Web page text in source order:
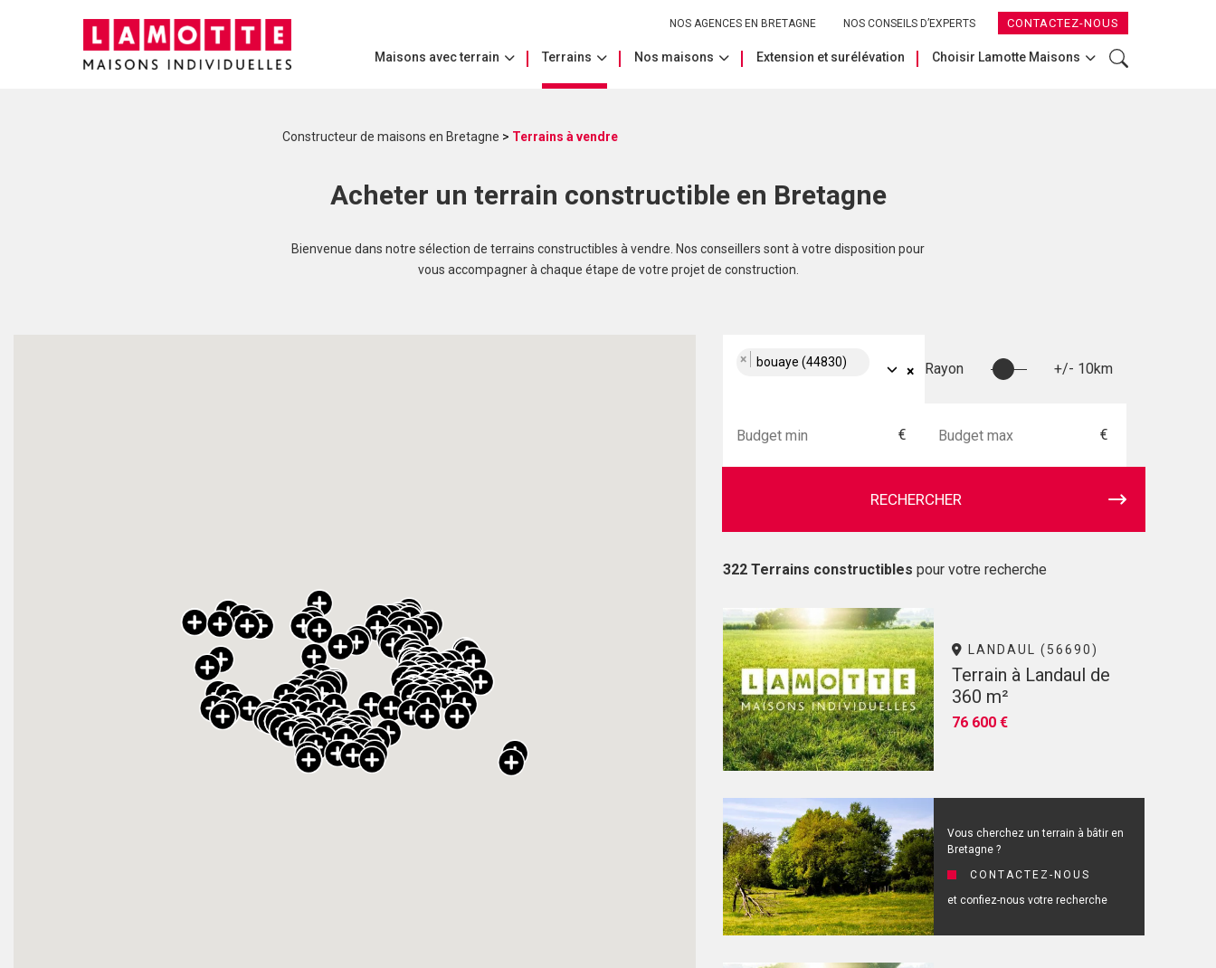
NOS AGENCES EN BRETAGNE NOS CONSEILS D’EXPERTS CONTACTEZ-NOUS
Maisons avec terrain Terrains Nos maisons Extension et surélévation Choisir Lamotte Maisons
Constructeur de maisons en Bretagne > Terrains à vendre
Acheter un terrain constructible en Bretagne
Bienvenue dans notre sélection de terrains constructibles à vendre. Nos conseillers sont à votre disposition pour
vous accompagner à chaque étape de votre projet de construction.
×
× bouaye (44830) Rayon +/- 10km
€ €
RECHERCHER
322 Terrains constructibles pour votre recherche
LANDAUL (56690)
Terrain à Landaul de
360 m²
76 600 €
Vous cherchez un terrain à bâtir en
Bretagne ?
CONTACTEZ-NOUS
et confiez-nous votre recherche